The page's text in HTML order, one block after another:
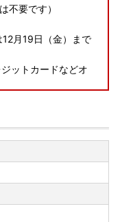
不要です）
月19日（金）まで
トカードなどオ
せ先は、下記のと
うにご連絡ください
00～17：30）